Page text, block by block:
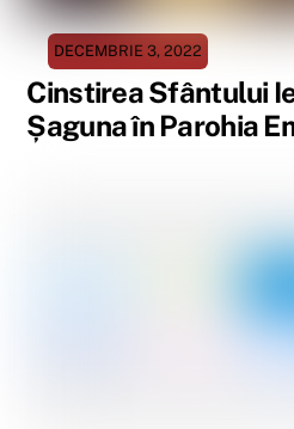
DECEMBRIE 3, 2022
Cinstirea Sfântului
Șaguna în Parohia